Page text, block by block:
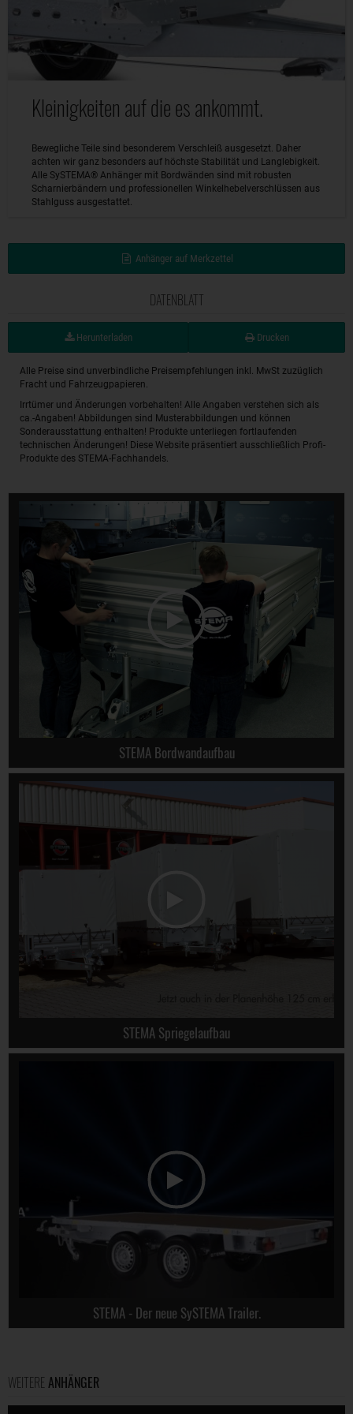
Kleinigkeiten auf die es ankommt.
Bewegliche Teile sind besonderem Verschleiß ausgesetzt. Daher
achten wir ganz besonders auf höchste Stabilität und Langlebigkeit.
Alle SySTEMA® Anhänger mit Bordwänden sind mit robusten
Scharnierbändern und professionellen Winkelhebelverschlüssen aus
Stahlguss ausgestattet.
Anhänger auf Merkzettel
DATENBLATT
Herunterladen Drucken
Alle Preise sind unverbindliche Preisempfehlungen inkl. MwSt zuzüglich
Fracht und Fahrzeugpapieren.
Irrtümer und Änderungen vorbehalten! Alle Angaben verstehen sich als
ca.-Angaben! Abbildungen sind Musterabbildungen und können
Sonderausstattung enthalten! Produkte unterliegen fortlaufenden
technischen Änderungen! Diese Website präsentiert ausschließlich Profi-
Produkte des STEMA-Fachhandels.
STEMA Bordwandaufbau
STEMA Spriegelaufbau
STEMA - Der neue SySTEMA Trailer.
WEITERE ANHÄNGER